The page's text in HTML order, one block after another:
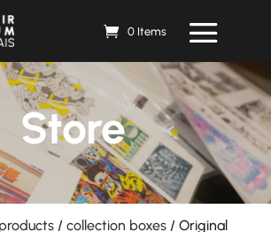
0 Items
Store
/ collection boxes/ Original